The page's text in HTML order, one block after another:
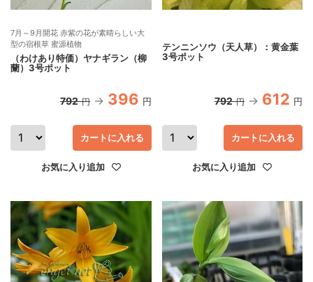
7月～9月開花 赤紫の花が素晴らしい大
型の宿根草 蜜源植物
（わけあり特価）ヤナギラン（柳
蘭）3号ポット
792 円 396 円
カートに入れる
お気に入り追加
テンニンソウ（天人草）：黄金葉
3号ポット
792 円 612 円
カートに入れる
お気に入り追加